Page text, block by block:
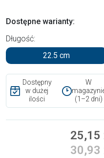
Dostępne warianty:
Długość:
22.5 cm
Dostępny
w dużej
ilości
W
(1–2 dni)
25,15
30,93